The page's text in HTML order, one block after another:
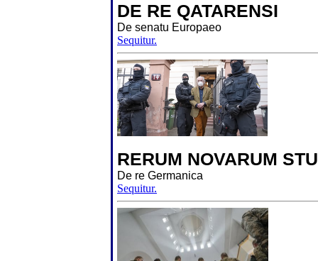
DE RE QATARENSI
De senatu Europaeo
Sequitur.
RERUM NOVARUM
De re Germanica
Sequitur.